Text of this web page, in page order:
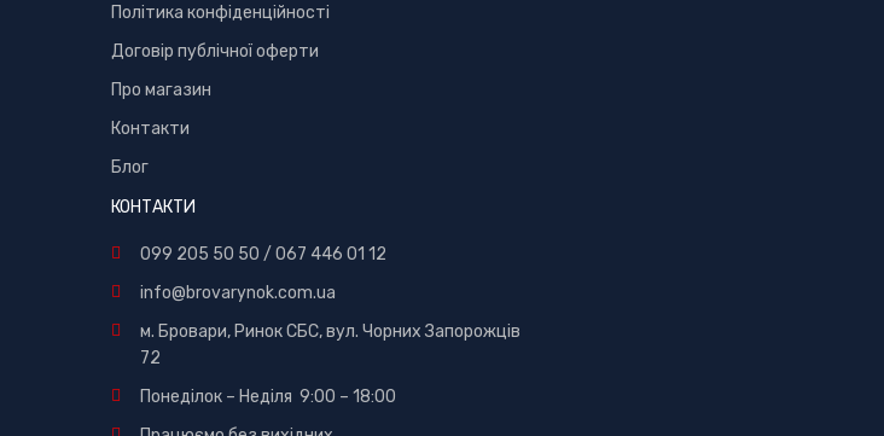
Політика конфіденційності
Договір публічної оферти
Про магазин
Контакти
Блог
КОНТАКТИ
099 205 50 50 / 067 446 01 12
info@brovarynok.com.ua
м. Бровари, Ринок СБС, вул. Чорних Запорожців
72
Понеділок – Неділя 9:00 – 18:00